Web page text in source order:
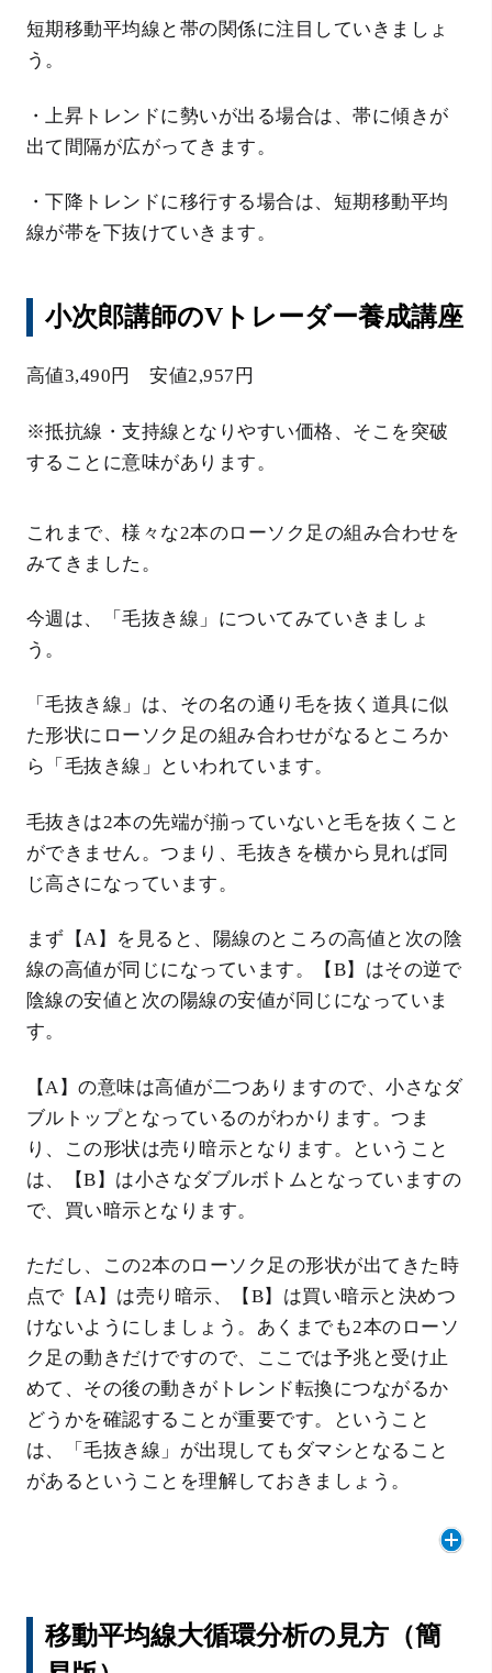
短期移動平均線と帯の関係に注目していきましょ
う。
・上昇トレンドに勢いが出る場合は、帯に傾きが
出て間隔が広がってきます。
・下降トレンドに移行する場合は、短期移動平均
線が帯を下抜けていきます。
小次郎講師のVトレーダー養成講座
高値3,490円 安値2,957円
※抵抗線・支持線となりやすい価格、そこを突破
することに意味があります。
これまで、様々な2本のローソク足の組み合わせを
みてきました。
今週は、「毛抜き線」についてみていきましょ
う。
「毛抜き線」は、その名の通り毛を抜く道具に似
た形状にローソク足の組み合わせがなるところか
ら「毛抜き線」といわれています。
毛抜きは2本の先端が揃っていないと毛を抜くこと
ができません。つまり、毛抜きを横から見れば同
じ高さになっています。
まず【A】を見ると、陽線のところの高値と次の陰
線の高値が同じになっています。【B】はその逆で
陰線の安値と次の陽線の安値が同じになっていま
す。
【A】の意味は高値が二つありますので、小さなダ
ブルトップとなっているのがわかります。つま
り、この形状は売り暗示となります。ということ
は、【B】は小さなダブルボトムとなっていますの
で、買い暗示となります。
ただし、この2本のローソク足の形状が出てきた時
点で【A】は売り暗示、【B】は買い暗示と決めつ
けないようにしましょう。あくまでも2本のローソ
ク足の動きだけですので、ここでは予兆と受け止
めて、その後の動きがトレンド転換につながるか
どうかを確認することが重要です。ということ
は、「毛抜き線」が出現してもダマシとなること
があるということを理解しておきましょう。
移動平均線大循環分析の見方（簡